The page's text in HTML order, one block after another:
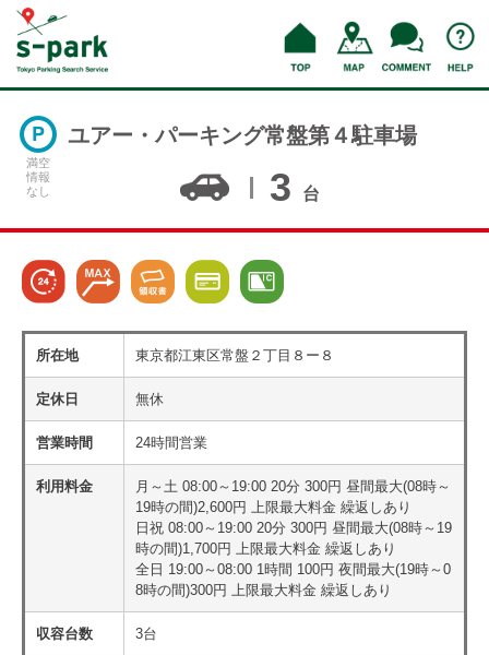
満空
情報
なし
ユアー・パーキング常盤第４駐車場
3 台
所在地 東京都江東区常盤２丁目８ー８
定休日 無休
営業時間 24時間営業
利用料金
月～土 08:00～19:00 20分 300円 昼間最大(08時～
19時の間)2,600円 上限最大料金 繰返しあり
日祝 08:00～19:00 20分 300円 昼間最大(08時～19
時の間)1,700円 上限最大料金 繰返しあり
全日 19:00～08:00 1時間 100円 夜間最大(19時～0
8時の間)300円 上限最大料金 繰返しあり
収容台数 3台